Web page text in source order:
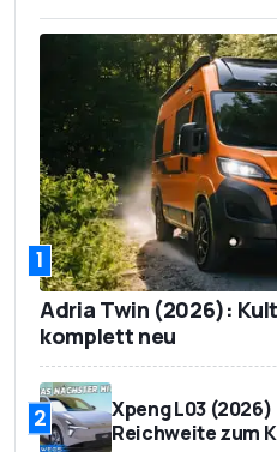
1
Adria Twin (2026):
komplett neu
2
Xpeng L03
Reichweite zum